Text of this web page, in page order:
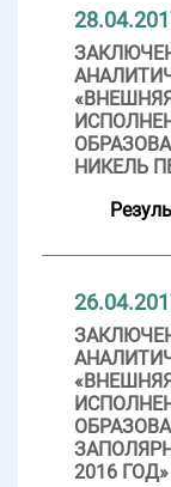
НИКЕЛЬ
2016 ГОД»